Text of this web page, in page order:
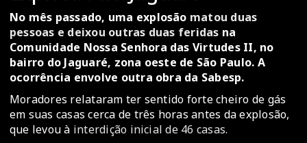
No mês passado, uma explosão matou duas
pessoas e deixou outras duas feridas na
Comunidade Nossa Senhora das Virtudes II, no
bairro do Jaguaré, zona oeste de São Paulo. A
ocorrência envolve outra obra da Sabesp.
Moradores relataram ter sentido forte cheiro de gás
em suas casas cerca de três horas antes da explosão,
que levou à interdição inicial de 46 casas.